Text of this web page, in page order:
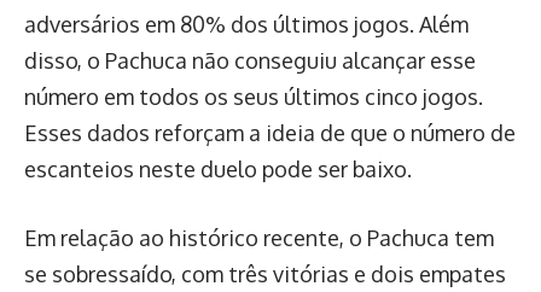
adversários em 80% dos últimos jogos. Além
disso, o Pachuca não conseguiu alcançar esse
número em todos os seus últimos cinco jogos.
Esses dados reforçam a ideia de que o número de
escanteios neste duelo pode ser baixo.
Em relação ao histórico recente, o Pachuca tem
se sobressaído, com três vitórias e dois empates